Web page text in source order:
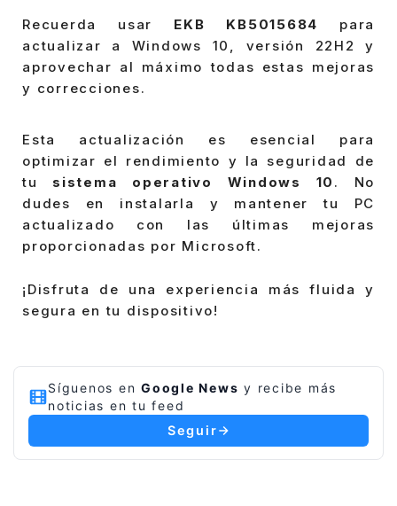
Recuerda usar EKB KB5015684
para
actualizar a Windows 10, versión 22H2 y
aprovechar al máximo todas estas mejoras
y correcciones.
Esta actualización es esencial para
optimizar el rendimiento y la seguridad de
tu sistema operativo Windows 10 . No
dudes en instalarla y mantener tu PC
actualizado con las últimas mejoras
proporcionadas por Microsoft.
¡Disfruta de una experiencia más fluida y
segura en tu dispositivo!
Síguenos en Google News y recibe más
noticias en tu feed
Seguir